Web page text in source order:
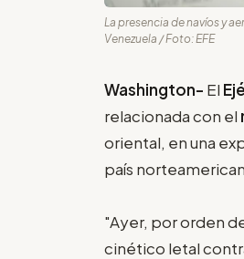
La presencia de navíos y
Venezuela / Foto: EFE
Washington- El
relacionada con el
oriental, en una
país
"Ayer, por orden
cinético letal